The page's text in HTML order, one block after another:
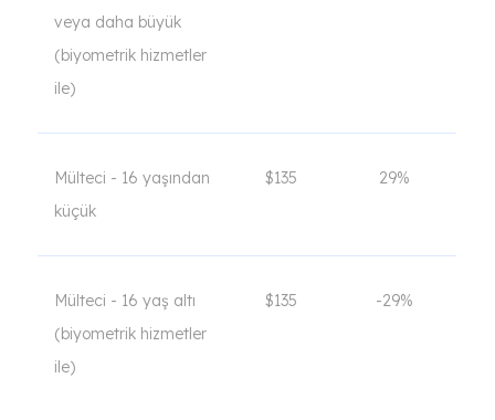
veya daha büyük
(biyometrik hizmetler
ile)
Mülteci - 16 yaşından
küçük
$135 29%
Mülteci - 16 yaş altı
(biyometrik hizmetler
ile)
$135 -29%